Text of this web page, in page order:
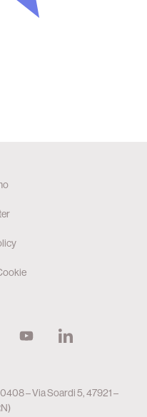
– Via Soardi 5, 47921 –